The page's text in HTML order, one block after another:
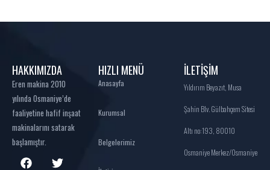
HAKKIMIZDA
Eren makina 2010
yılında Osmaniye’de
faaliyetine hafif inşaat
makinalarını satarak
başlamıştır.
HIZLI MENÜ
Anasayfa
Kurumsal
Belgelerimiz
İLETİŞİM
Yıldırım Beyazıt, Musa
Şahin Blv. Gülbahçem Sitesi
Altı no:193, 80010
Osmaniye Merkez/Osmaniye